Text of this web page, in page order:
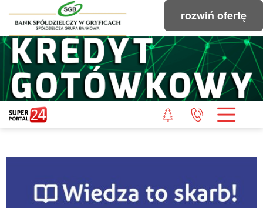
rozwiń ofertę